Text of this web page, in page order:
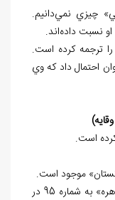
چيزي نمي‌دانيم.
نسبت داده‌اند.
ترجمه کرده است.
احتمال داد که وي
است.
2 نسخه‌ي خطي در «کتابخانه‌ي دارالکتب قاهره» به شماره 95 در